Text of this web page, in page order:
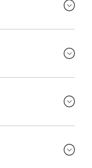
構あったはず。もう
ばよし！ 会うと元気
はどこからかな？っ